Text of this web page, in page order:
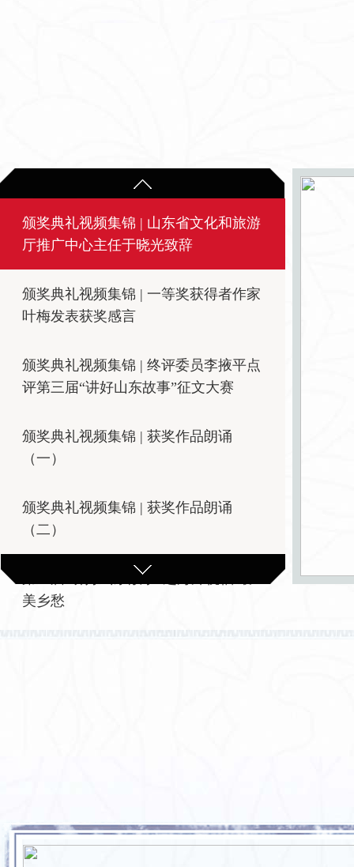
颁奖典礼视频集锦 | 山东省文化和旅游
厅推广中心主任于晓光致辞
颁奖典礼视频集锦 | 一等奖获得者作家
叶梅发表获奖感言
颁奖典礼视频集锦 | 终评委员李掖平点
评第三届“讲好山东故事”征文大赛
颁奖典礼视频集锦 | 获奖作品朗诵
（一）
颁奖典礼视频集锦 | 获奖作品朗诵
（二）
第二届“讲好山东故事”之海外祝福 最
美乡愁